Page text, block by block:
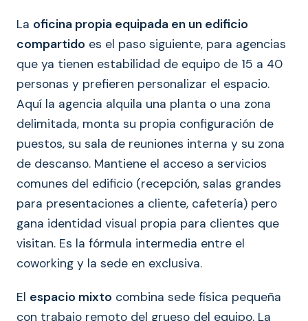
La oficina propia equipada en un edificio
compartido es el paso siguiente, para agencias
que ya tienen estabilidad de equipo de 15 a 40
personas y prefieren personalizar el espacio.
Aquí la agencia alquila una planta o una zona
delimitada, monta su propia configuración de
puestos, su sala de reuniones interna y su zona
de descanso. Mantiene el acceso a servicios
comunes del edificio (recepción, salas grandes
para presentaciones a cliente, cafetería) pero
gana identidad visual propia para clientes que
visitan. Es la fórmula intermedia entre el
coworking y la sede en exclusiva.
El espacio mixto combina sede física pequeña
con trabajo remoto del grueso del equipo. La